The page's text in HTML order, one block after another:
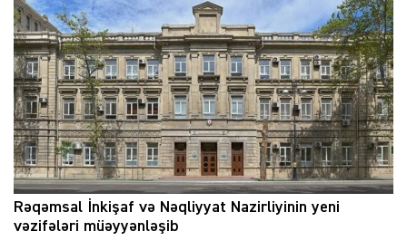
Rəqəmsal İnkişaf və Nəqliyyat Nazirliyinin yeni
vəzifələri müəyyənləşib